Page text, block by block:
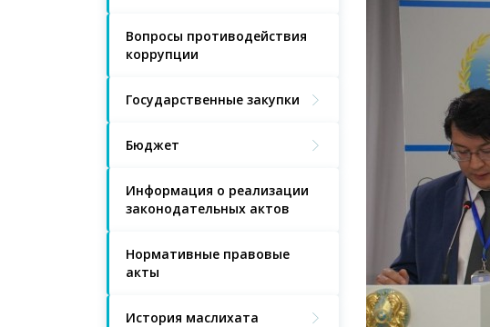
Вопросы противодействия
коррупции
Государственные закупки
Бюджет
Информация о реализации
законодательных актов
Нормативные правовые
акты
История маслихата